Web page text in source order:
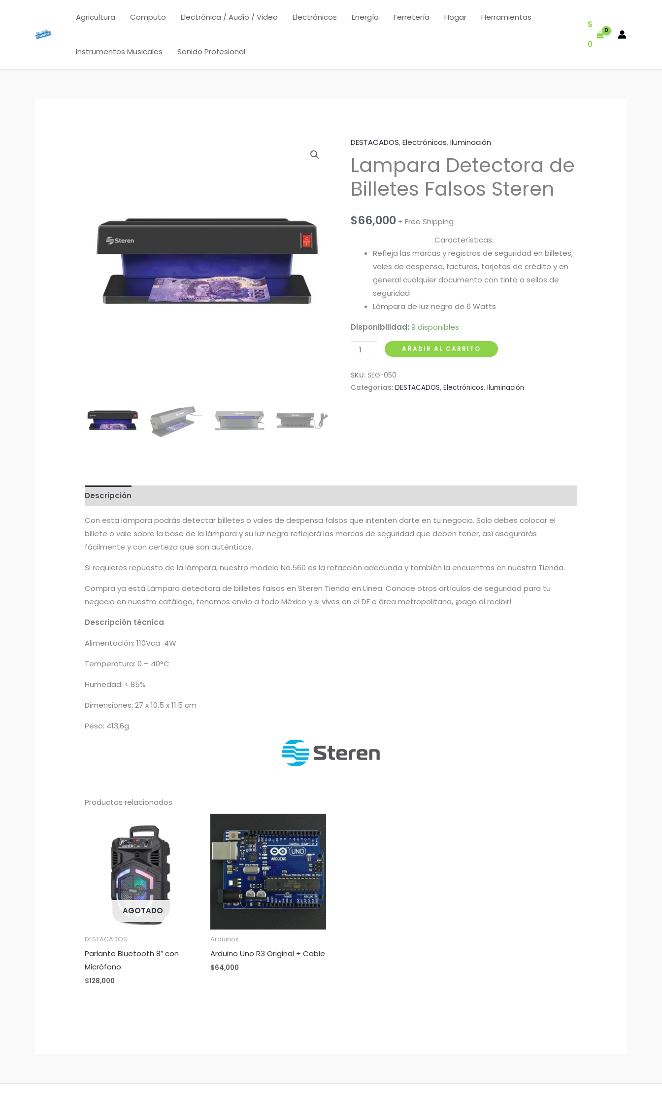
contenido
Agricultura Computo Electrónica / Audio / Video Electrónicos Energía Ferretería Hogar Herramientas
Instrumentos Musicales Sonido Profesional
$
0
DESTACADOS,Electrónicos,Iluminación
Lampara Detectora de
Billetes Falsos Steren
$66,000 + Free Shipping
Características.
Refleja las marcas y registros de seguridad en billetes,
vales de despensa, facturas, tarjetas de crédito y en
general cualquier documento con tinta o sellos de
seguridad
Lámpara de luz negra de 6 Watts
Disponibilidad: 9 disponibles
Lampara
Detectora
de
Billetes
AÑADIR AL CARRITO
SKU: SEG-050
Categorías: DESTACADOS, Electrónicos, Iluminación
Descripción
Con esta lámpara podrás detectar billetes o vales de despensa falsos que intenten darte en tu negocio. Solo debes colocar el
billete o vale sobre la base de la lámpara y su luz negra reflejará las marcas de seguridad que deben tener, así asegurarás
fácilmente y con certeza que son auténticos.
Si requieres repuesto de la lámpara, nuestro modelo No.560 es la refacción adecuada y también la encuentras en nuestra Tienda.
Compra ya está Lámpara detectora de billetes falsos en Steren Tienda en Línea. Conoce otros artículos de seguridad para tu
negocio en nuestro catálogo, tenemos envío a todo México y si vives en el DF o área metropolitana, ¡paga al recibir!
Descripción técnica
Alimentación: 110Vca 4W
Temperatura: 0 – 40°C
Humedad: < 85%
Dimensiones: 27 x 10.5 x 11.5 cm
Peso: 413,6g
Productos relacionados
AGOTADO
DESTACADOS
Parlante Bluetooth 8″ con
Micrófono
$128,000
Arduinos
Arduino Uno R3 Original + Cable
$64,000